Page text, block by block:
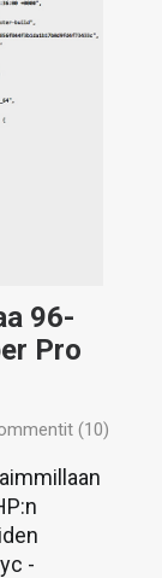
96-
Pro
(10)
-